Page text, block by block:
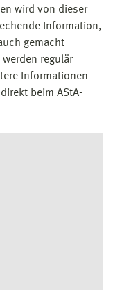
wird von dieser
Information,
gemacht
regulär
Informationen
beim AStA-